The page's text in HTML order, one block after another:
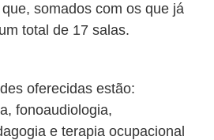
somados com os que já
total de 17 salas.
oferecidas estão:
fonoaudiologia,
e terapia ocupacional